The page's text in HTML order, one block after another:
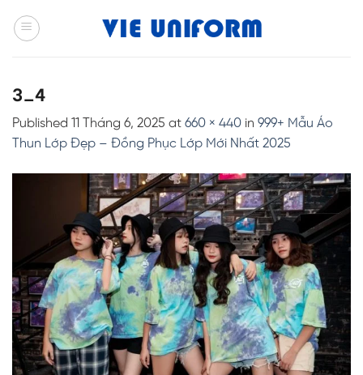
3_4
Published 11 Tháng 6, 2025 at 660 × 440 in 999+ Mẫu Áo
Thun Lớp Đẹp – Đồng Phục Lớp Mới Nhất 2025